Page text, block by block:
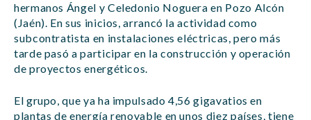
hermanos Ángel y Celedonio Noguera en Pozo Alcón
(Jaén). En sus inicios, arrancó la actividad como
subcontratista en instalaciones eléctricas, pero más
tarde pasó a participar en la construcción y operación
de proyectos energéticos.
El grupo, que ya ha impulsado 4,56 gigavatios en
plantas de energía renovable en unos diez países, tiene